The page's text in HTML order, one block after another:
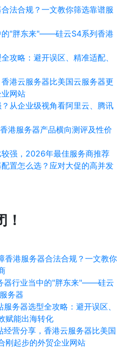
法合规？一文教你筛选靠谱服
的"胖东来"——硅云S4系列香港
攻略：避开误区、精准适配、
港云服务器比美国云服务器更
网站
从企业级视角看阿里云、腾讯
港服务器产品横向测评及性价
强，2026年最佳服务商推荐
置怎么选？应对大促的高并发
香港服务器合法合规？一文教你
器行业当中的"胖东来"——硅云
务器
服务器选型全攻略：避开误区、
赋能出海转化
经营分享，香港云服务器比美国
刚起步的外贸企业网站